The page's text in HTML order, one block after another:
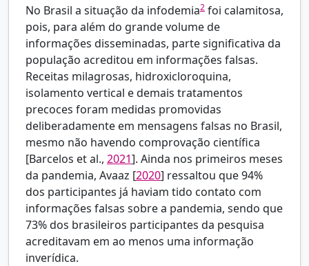
No Brasil a situação da infodemia2 foi calamitosa,
pois, para além do grande volume de
informações disseminadas, parte significativa da
população acreditou em informações falsas.
Receitas milagrosas, hidroxicloroquina,
isolamento vertical e demais tratamentos
precoces foram medidas promovidas
deliberadamente em mensagens falsas no Brasil,
mesmo não havendo comprovação científica
[Barcelos et al., 2021]. Ainda nos primeiros meses
da pandemia, Avaaz [2020] ressaltou que 94%
dos participantes já haviam tido contato com
informações falsas sobre a pandemia, sendo que
73% dos brasileiros participantes da pesquisa
acreditavam em ao menos uma informação
inverídica.